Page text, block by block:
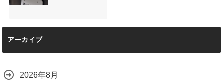
2026.08.04
C220d｜3層セラ
ート」と弱点克服
のプロテクション
京都世田谷区）
マセラティ グレカ
ーレ トロフェオ
2026.07.22
アーカイブ
2026年8月